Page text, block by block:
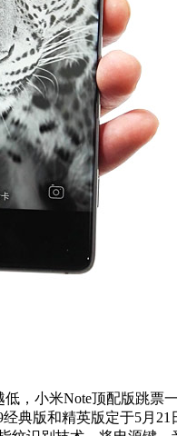
小米Note顶配版跳票
典版和精英版定于5月